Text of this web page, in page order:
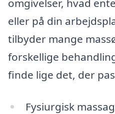
omgivelser, hvad
eller på din
tilbyder mange
forskellige
finde lige det, der
Fysiurgisk